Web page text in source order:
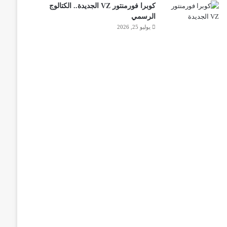
كوبرا فورمنتور VZ الجديدة.. الكتالوج
الرسمي
يوليو 25, 2026